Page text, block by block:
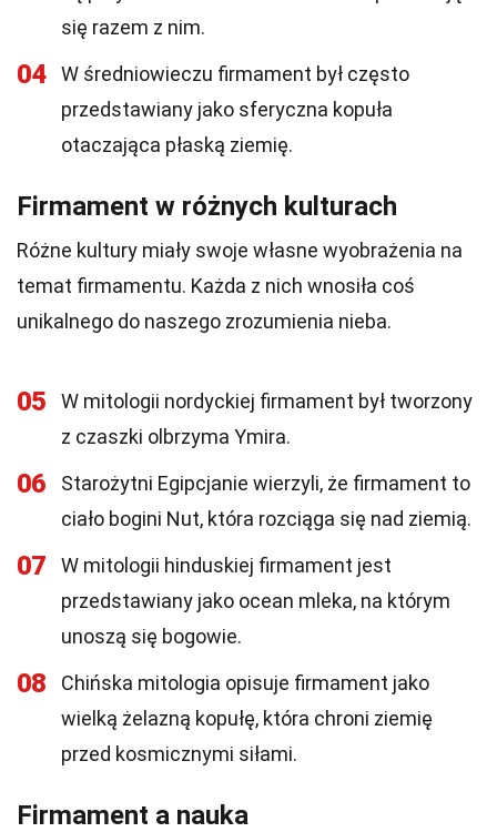
się razem z nim.
04
W średniowieczu firmament był często
przedstawiany jako sferyczna kopuła
otaczająca płaską ziemię.
Firmament w różnych kulturach
Różne kultury miały swoje własne wyobrażenia na
temat firmamentu. Każda z nich wnosiła coś
unikalnego do naszego zrozumienia nieba.
05
W mitologii nordyckiej firmament był tworzony
z czaszki olbrzyma Ymira.
06
Starożytni Egipcjanie wierzyli, że firmament to
ciało bogini Nut, która rozciąga się nad ziemią.
07
W mitologii hinduskiej firmament jest
przedstawiany jako ocean mleka, na którym
unoszą się bogowie.
08
Chińska mitologia opisuje firmament jako
wielką żelazną kopułę, która chroni ziemię
przed kosmicznymi siłami.
Firmament a nauka